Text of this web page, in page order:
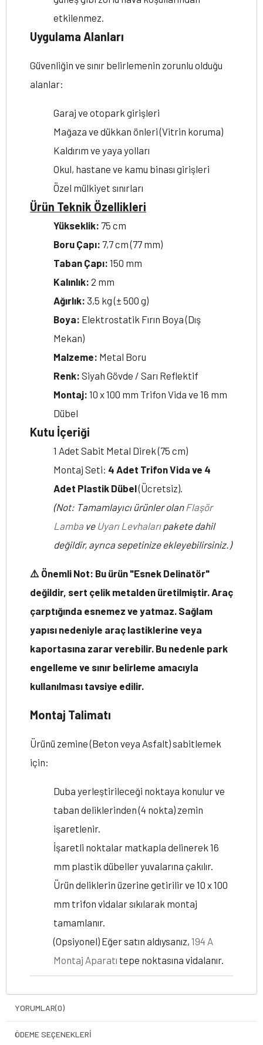
etkilenmez.
Uygulama Alanları
Güvenliğin ve sınır belirlemenin zorunlu olduğu
alanlar:
Garaj ve otopark girişleri
Mağaza ve dükkan önleri (Vitrin koruma)
Kaldırım ve yaya yolları
Okul, hastane ve kamu binası girişleri
Özel mülkiyet sınırları
Ürün Teknik Özellikleri
Yükseklik: 75 cm
Boru Çapı: 7,7 cm (77 mm)
Taban Çapı: 150 mm
Kalınlık: 2 mm
Ağırlık: 3,5 kg (± 500 g)
Boya: Elektrostatik Fırın Boya (Dış
Mekan)
Malzeme: Metal Boru
Renk: Siyah Gövde / Sarı Reflektif
Montaj: 10 x 100 mm Trifon Vida ve 16 mm
Dübel
Kutu İçeriği
1 Adet Sabit Metal Direk (75 cm)
Montaj Seti: 4 Adet Trifon Vida ve 4
Adet Plastik Dübel(Ücretsiz).
(Not: Tamamlayıcı ürünler olan Flaşör
Lamba ve Uyarı Levhalarıpakete dahil
değildir, ayrıca sepetinize ekleyebilirsiniz.)
⚠️ Önemli Not: Bu ürün "Esnek Delinatör"
değildir, sert çelik metalden üretilmiştir. Araç
çarptığında esnemez ve yatmaz. Sağlam
yapısı nedeniyle araç lastiklerine veya
kaportasına zarar verebilir. Bu nedenle park
engelleme ve sınır belirleme amacıyla
kullanılması tavsiye edilir.
Montaj Talimatı
Ürünü zemine (Beton veya Asfalt) sabitlemek
için:
Duba yerleştirileceği noktaya konulur ve
taban deliklerinden (4 nokta) zemin
işaretlenir.
İşaretli noktalar matkapla delinerek 16
mm plastik dübeller yuvalarına çakılır.
Ürün deliklerin üzerine getirilir ve 10 x 100
mm trifon vidalar sıkılarak montaj
tamamlanır.
(Opsiyonel) Eğer satın aldıysanız, 194 A
Montaj Aparatı tepe noktasına vidalanır.
YORUMLAR(0)
ÖDEME SEÇENEKLERI